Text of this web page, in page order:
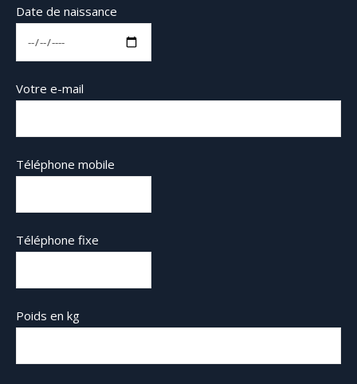
Date de naissance
Votre e-mail
Téléphone mobile
Téléphone fixe
Poids en kg